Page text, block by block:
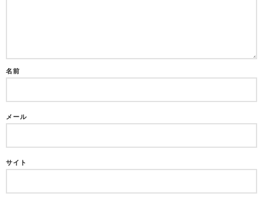
名前
メール
サイト